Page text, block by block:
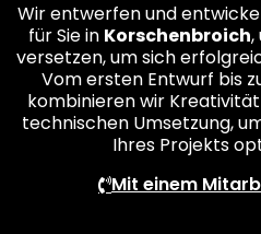
Wir entwerfen und
für Sie in Korschenbroich,
versetzen, um sich
Vom ersten Entwurf bis
kombinieren wir
technischen Umsetzung,
Ihres Projekts
Mit einem